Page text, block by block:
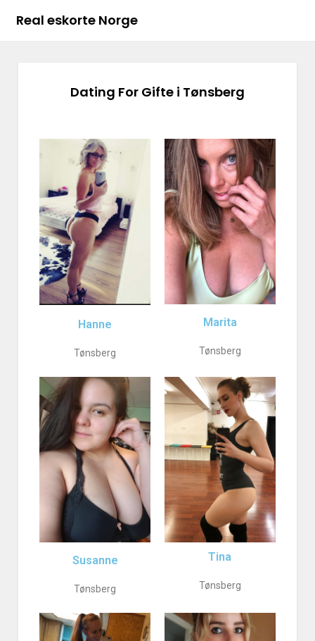
Real eskorte Norge
Dating For Gifte i Tønsberg
Hanne
Tønsberg
Marita
Tønsberg
Susanne
Tønsberg
Tina
Tønsberg